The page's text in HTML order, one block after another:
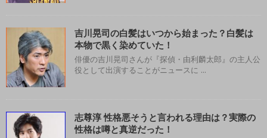
吉川晃司の白髪はいつから始まった？白髪は
本物で黒く染めていた！
俳優の吉川晃司さんが『探偵・由利麟太郎』の主人公
役として出演することがニュースに ...
志尊淳 性格悪そうと言われる理由は？実際の
性格は噂と真逆だった！